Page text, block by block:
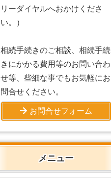
リーダイヤルへおかけくださ
い。）
相続手続きのご相談、相続手続
きにかかる費用等のお問い合わ
せ等、些細な事でもお気軽にお
問合せください。
お問合せフォーム
メニュー